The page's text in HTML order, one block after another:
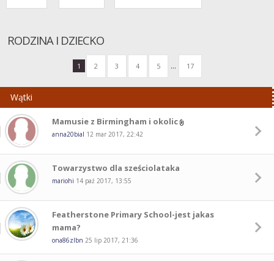
RODZINA I DZIECKO
1 2 3 4 5 ... 17
Wątki
Mamusie z Birmingham i okolic
anna20bial 12 mar 2017, 22:42
Towarzystwo dla sześciolataka
mariohi 14 paź 2017, 13:55
Featherstone Primary School-jest jakas
mama?
ona86zlbn 25 lip 2017, 21:36